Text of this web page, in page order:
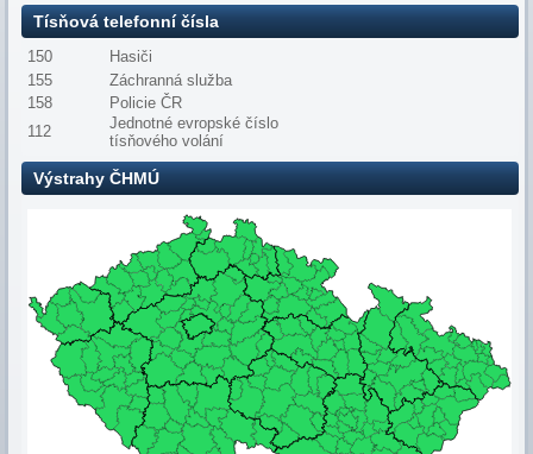
Tísňová telefonní čísla
150
Hasiči
155
Záchranná služba
158
Policie ČR
112
Jednotné evropské číslo
tísňového volání
Výstrahy ČHMÚ